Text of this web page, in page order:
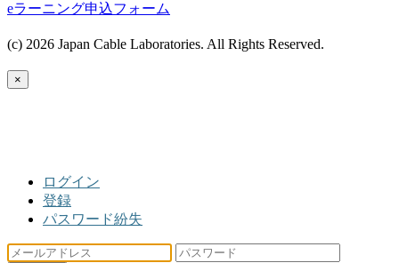
eラーニング申込フォーム
(c) 2026 Japan Cable Laboratories. All Rights Reserved.
×
ログイン
登録
パスワード紛失